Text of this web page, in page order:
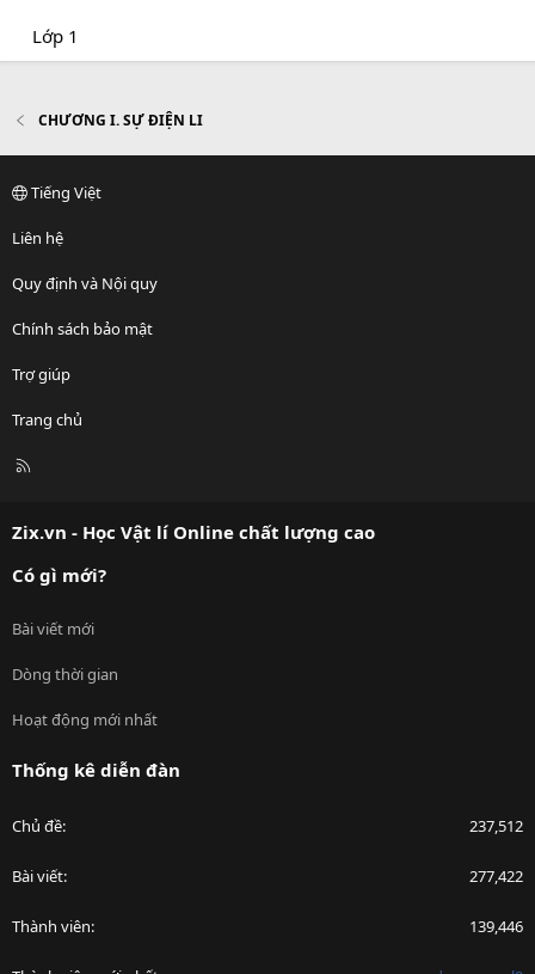
Lớp 1
CHƯƠNG I. SỰ ĐIỆN LI
Tiếng Việt
Liên hệ
Quy định và Nội quy
Chính sách bảo mật
Trợ giúp
Trang chủ
R
Zix.vn - Học Vật lí Online chất lượng cao
Có gì mới?
Bài viết mới
Dòng thời gian
Hoạt động mới nhất
Thống kê diễn đàn
Chủ đề 237,512
Bài viết 277,422
Thành viên 139,446